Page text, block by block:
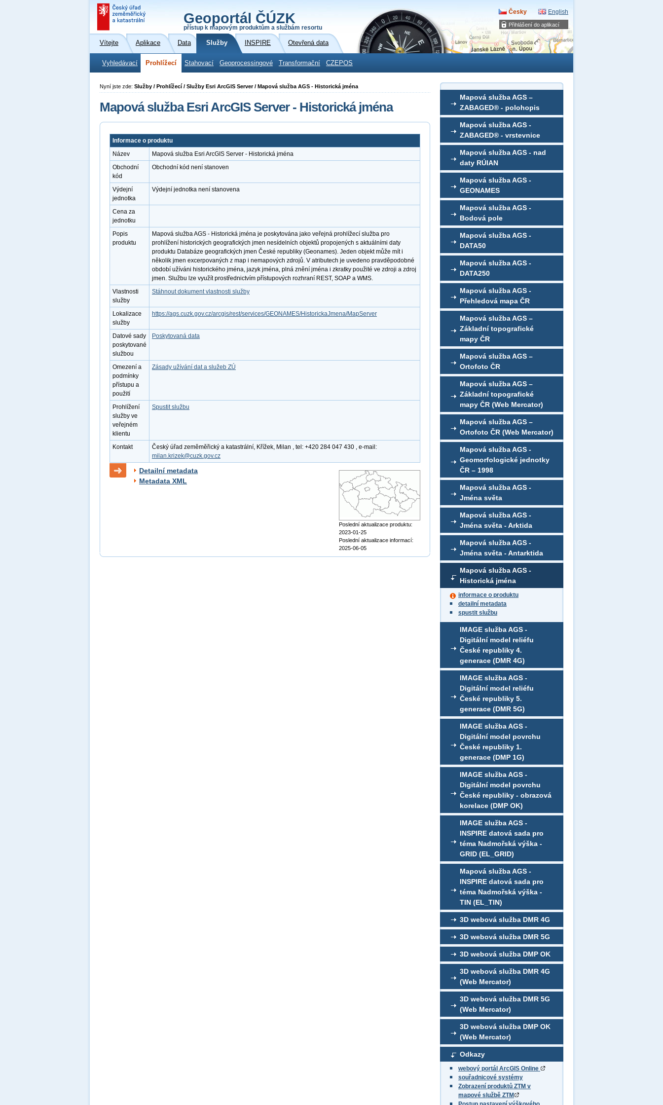
Přihlášení do aplikací
Geoportál ČÚZK
přístup k mapovým produktům a službám resortu
Česky English
Vítejte Aplikace Data Služby INSPIRE Otevřená data
Vyhledávací Prohlížecí Stahovací Geoprocessingové Transformační CZEPOS
Mapová služba AGS –
ZABAGED® - polohopis
Mapová služba AGS -
ZABAGED® - vrstevnice
Mapová služba AGS - nad
daty RÚIAN
Mapová služba AGS -
GEONAMES
Mapová služba AGS -
Bodová pole
Mapová služba AGS -
DATA50
Mapová služba AGS -
DATA250
Mapová služba AGS -
Přehledová mapa ČR
Mapová služba AGS –
Základní topografické
mapy ČR
Mapová služba AGS –
Ortofoto ČR
Mapová služba AGS –
Základní topografické
mapy ČR (Web Mercator)
Mapová služba AGS –
Ortofoto ČR (Web Mercator)
Mapová služba AGS -
Geomorfologické jednotky
ČR – 1998
Mapová služba AGS -
Jména světa
Mapová služba AGS -
Jména světa - Arktida
Mapová služba AGS -
Jména světa - Antarktida
Mapová služba AGS -
Historická jména
informace o produktu
detailní metadata
spustit službu
IMAGE služba AGS -
Digitální model reliéfu
České republiky 4.
generace (DMR 4G)
IMAGE služba AGS -
Digitální model reliéfu
České republiky 5.
generace (DMR 5G)
IMAGE služba AGS -
Digitální model povrchu
České republiky 1.
generace (DMP 1G)
IMAGE služba AGS -
Digitální model povrchu
České republiky - obrazová
korelace (DMP OK)
IMAGE služba AGS -
INSPIRE datová sada pro
téma Nadmořská výška -
GRID (EL_GRID)
Mapová služba AGS -
INSPIRE datová sada pro
téma Nadmořská výška -
TIN (EL_TIN)
3D webová služba DMR 4G
3D webová služba DMR 5G
3D webová služba DMP OK
3D webová služba DMR 4G
(Web Mercator)
3D webová služba DMR 5G
(Web Mercator)
3D webová služba DMP OK
(Web Mercator)
Odkazy
webový portál ArcGIS Online
souřadnicové systémy
Zobrazení produktů ZTM v
mapové službě ZTM
Nyní jste zde: Služby / Prohlížecí / Služby Esri ArcGIS Server / Mapová služba AGS - Historická jména
Mapová služba Esri ArcGIS Server - Historická jména
Informace o produktu
Název
Mapová služba Esri ArcGIS Server - Historická jména
Obchodní
kód
Obchodní kód není stanoven
Výdejní
jednotka
Výdejní jednotka není stanovena
Cena za
jednotku
Popis
produktu
Mapová služba AGS - Historická jména je poskytována jako veřejná prohlížecí služba pro
prohlížení historických geografických jmen nesídelních objektů propojených s aktuálními daty
produktu Databáze geografických jmen České republiky (Geonames). Jeden objekt může mít i
několik jmen excerpovaných z map i nemapových zdrojů. V atributech je uvedeno pravděpodobné
období užíváni historického jména, jazyk jména, plná znění jména i zkratky použité ve zdroji a zdroj
jmen. Službu lze využít prostřednictvím přístupových rozhraní REST, SOAP a WMS.
Vlastnosti
služby
Stáhnout dokument vlastnosti služby
Lokalizace
služby
https://ags.cuzk.gov.cz/arcgis/rest/services/GEONAMES/HistorickaJmena/MapServer
Datové sady
poskytované
službou
Poskytovaná data
Omezení a
podmínky
přístupu a
použití
Zásady užívání dat a služeb ZÚ
Prohlížení
služby ve
veřejném
klientu
Spustit službu
Kontakt
Český úřad zeměměřický a katastrální, Křížek, Milan , tel: +420 284 047 430 , e-mail:
milan.krizek@cuzk.gov.cz
Detailní metadata
Metadata XML
Poslední aktualizace produktu:
2023-01-25
Poslední aktualizace informací:
2025-06-05